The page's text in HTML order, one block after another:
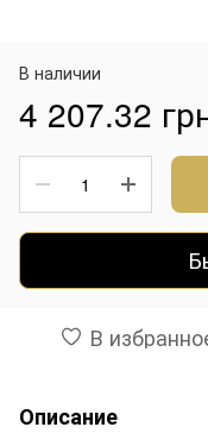
В наличии
4 207.32
В
Описание